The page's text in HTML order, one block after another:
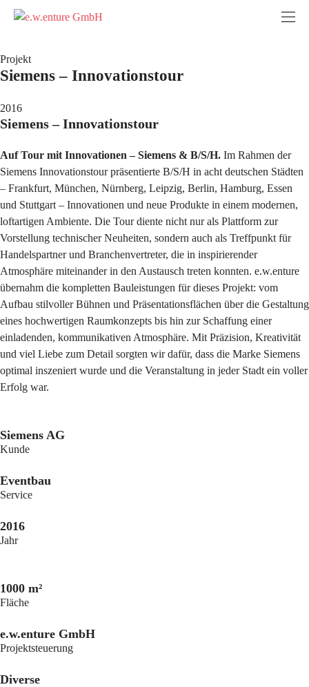
Projekt
Siemens – Innovationstour
2016
Siemens – Innovationstour
Auf Tour mit Innovationen – Siemens & B/S/H. Im Rahmen der
Siemens Innovationstour präsentierte B/S/H in acht deutschen Städten
– Frankfurt, München, Nürnberg, Leipzig, Berlin, Hamburg, Essen
und Stuttgart – Innovationen und neue Produkte in einem modernen,
loftartigen Ambiente. Die Tour diente nicht nur als Plattform zur
Vorstellung technischer Neuheiten, sondern auch als Treffpunkt für
Handelspartner und Branchenvertreter, die in inspirierender
Atmosphäre miteinander in den Austausch treten konnten. e.w.enture
übernahm die kompletten Bauleistungen für dieses Projekt: vom
Aufbau stilvoller Bühnen und Präsentationsflächen über die Gestaltung
eines hochwertigen Raumkonzepts bis hin zur Schaffung einer
einladenden, kommunikativen Atmosphäre. Mit Präzision, Kreativität
und viel Liebe zum Detail sorgten wir dafür, dass die Marke Siemens
optimal inszeniert wurde und die Veranstaltung in jeder Stadt ein voller
Erfolg war.
Siemens AG
Kunde
Eventbau
Service
2016
Jahr
1000 m²
Fläche
e.w.enture GmbH
Projektsteuerung
Diverse